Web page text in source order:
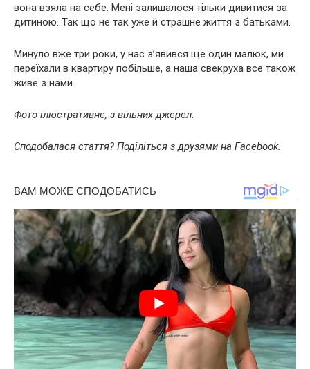
вона взяла на себе. Мені залишалося тільки дивитися за
дитиною. Так що не так уже й страшне життя з батьками.
Минуло вже три роки, у нас з’явився ще один малюк, ми
переїхали в квартиру побільше, а наша свекруха все також
живе з нами.
Фото ілюстративне, з вільних джерел.
Сподобалася стаття? Поділіться з друзями на Facebook.